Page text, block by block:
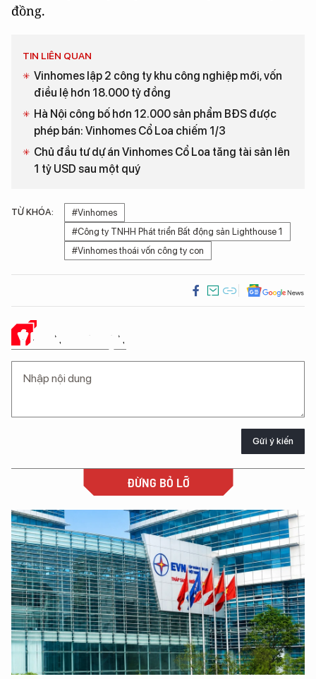
đồng.
TIN LIÊN QUAN
Vinhomes lập 2 công ty khu công nghiệp mới, vốn
điều lệ hơn 18.000 tỷ đồng
Hà Nội công bố hơn 12.000 sản phẩm BĐS được
phép bán: Vinhomes Cổ Loa chiếm 1/3
Chủ đầu tư dự án Vinhomes Cổ Loa tăng tài sản lên
1 tỷ USD sau một quý
TỪ KHÓA:
#Vinhomes
#Công ty TNHH Phát triển Bất động sản Lighthouse 1
#Vinhomes thoái vốn công ty con
Ý KIẾN CỦA BẠN
Gửi ý kiến
ĐỪNG BỎ LỠ